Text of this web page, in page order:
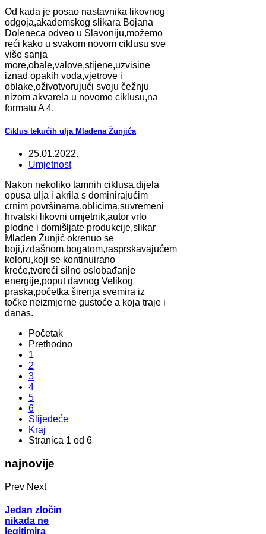
Od kada je posao nastavnika likovnog
odgoja,akademskog slikara Bojana
Doleneca odveo u Slavoniju,možemo
reći kako u svakom novom ciklusu sve
više sanja
more,obale,valove,stijene,uzvisine
iznad opakih voda,vjetrove i
oblake,oživotvorujući svoju čežnju
nizom akvarela u novome ciklusu,na
formatu A 4.
Ciklus tekućih ulja Mladena Žunjića
25.01.2022.
Umjetnost
Nakon nekoliko tamnih ciklusa,dijela
opusa ulja i akrila s dominirajućim
crnim površinama,oblicima,suvremeni
hrvatski likovni umjetnik,autor vrlo
plodne i domišljate produkcije,slikar
Mladen Žunjić okrenuo se
boji,izdašnom,bogatom,rasprskavajućem
koloru,koji se kontinuirano
kreće,tvoreći silno oslobađanje
energije,poput davnog Velikog
praska,početka širenja svemira iz
točke neizmjerne gustoće a koja traje i
danas.
Početak
Prethodno
1
2
3
4
5
6
Slijedeće
Kraj
Stranica 1 od 6
najnovije
Prev Next
Jedan zločin
nikada ne
legitimira